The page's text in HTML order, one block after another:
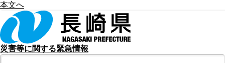
本文へ
災害等に関する緊急情報